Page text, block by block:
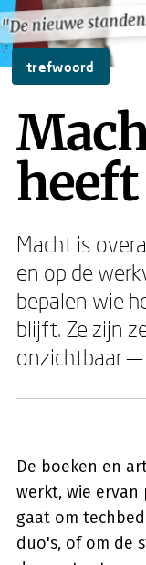
"De nieuwe
"De nieuwe
trefwoord
heeft
Macht is
en op de
bepalen wie
blijft. Ze zijn
onzichtbaar
De boeken en
werkt, wie
gaat om
duo's, of om de